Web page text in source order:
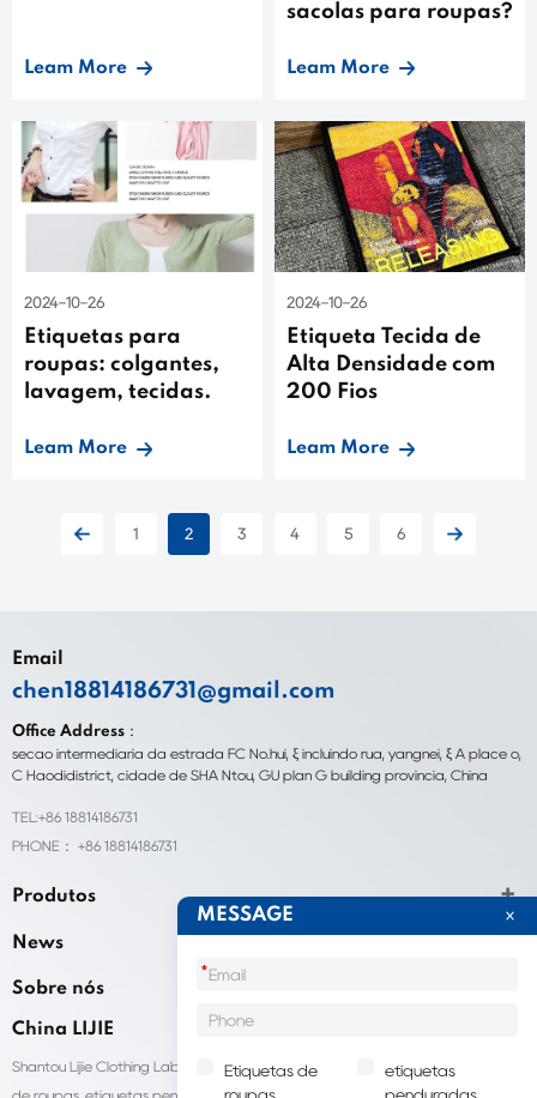
Leam More
sacolas para roupas?
Leam More
2024-10-26
Etiquetas para
roupas: colgantes,
lavagem, tecidas.
Leam More
2024-10-26
Etiqueta Tecida de
Alta Densidade com
200 Fios
Leam More
1 2 3 4 5 6
Email
chen18814186731@gmail.com
Office Address：
seção intermediária da estrada FC No.hui, ξ incluindo rua, yangnei, ξ A place o,
C Haodidistrict, cidade de SHA Ntou, GU plan G building província, China
TEL:+86 18814186731
PHONE： +86 18814186731
Produtos
News
Sobre nós
China LIJIE
Shantou Lijie Clothing Labels fornece serviços personalizados para etiquetas
de roupas, etiquetas penduradas, sacolas para embalagens de roupas e
MESSAGE
*
Etiquetas de
roupas
etiquetas
penduradas